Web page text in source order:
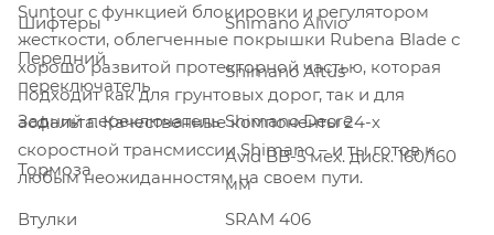
Suntour с функцией блокировки и регулятором
жесткости, облегченные покрышки Rubena Blade с
хорошо развитой протекторной частью, которая
подходит как для грунтовых дорог, так и для
асфальта. Качественные компоненты 24-х
скоростной трансмиссии Shimano – и ты готов к
любым неожиданностям на своем пути.
Шифтеры
Shimano Alivio
Передний
переключатель
Shimano Altus
Задний переключатель Shimano Deore
Тормоза
Avid BB-5 мех. диск. 160/160
мм
Втулки
SRAM 406